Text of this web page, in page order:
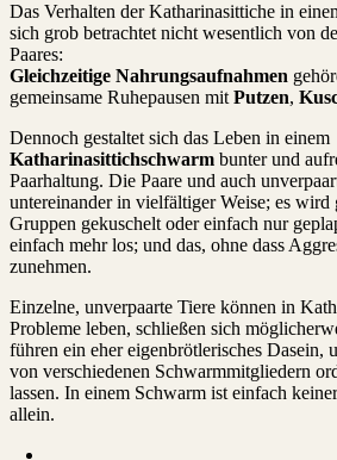
Das Verhalten der Katharinasittiche in
sich grob betrachtet nicht wesentlich von
Paares:
Gleichzeitige Nahrungsaufnahmen
gemeinsame Ruhepausen mitPutzen, K
Dennoch gestaltet sich das Leben in einem
Katharinasittichschwarm bunter und
Paarhaltung. Die Paare und auch
untereinander in vielfältiger Weise; es wird
Gruppen gekuschelt oder einfach nur
einfach mehr los; und das, ohne dass
zunehmen.
Einzelne, unverpaarte Tiere können in
Probleme leben, schließen sich
führen ein eher eigenbrötlerisches Dasein,
von verschiedenen Schwarmmitgliedern
lassen. In einem Schwarm ist einfach
allein.